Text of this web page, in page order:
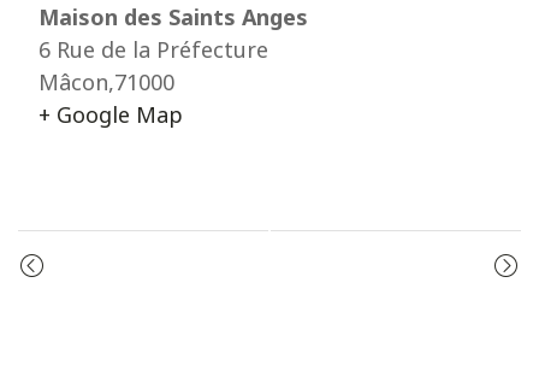
Maison des Saints Anges
6 Rue de la Préfecture
Mâcon,71000
+ Google Map
Event